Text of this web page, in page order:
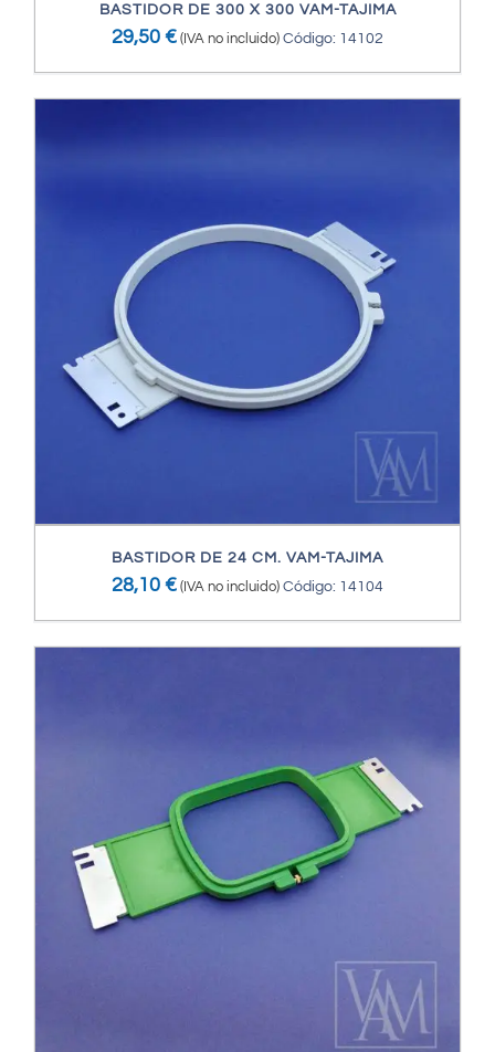
BASTIDOR DE 300 X 300 VAM-TAJIMA
29,50 € (IVA no incluido) Código: 14102
BASTIDOR DE 24 CM. VAM-TAJIMA
28,10 € (IVA no incluido) Código: 14104